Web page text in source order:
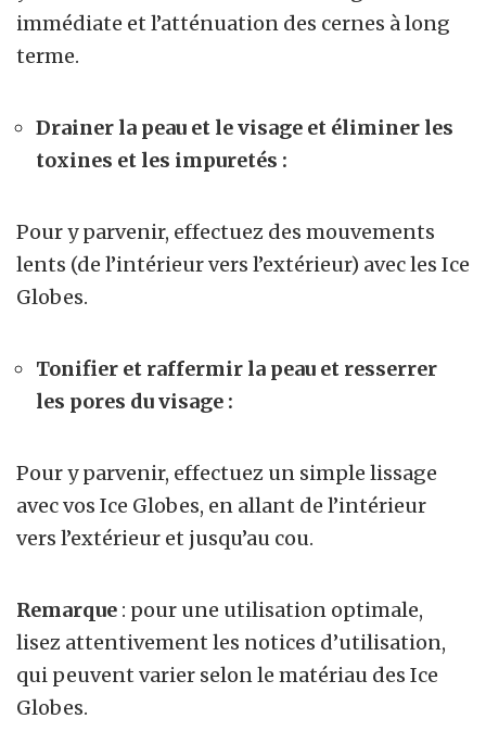
immédiate et l’atténuation des cernes à long
terme.
Drainer la peau et le visage et éliminer les
toxines et les impuretés :
Pour y parvenir, effectuez des mouvements
lents (de l’intérieur vers l’extérieur) avec les Ice
Globes.
Tonifier et raffermir la peau et resserrer
les pores du visage :
Pour y parvenir, effectuez un simple lissage
avec vos Ice Globes, en allant de l’intérieur
vers l’extérieur et jusqu’au cou.
Remarque : pour une utilisation optimale,
lisez attentivement les notices d’utilisation,
qui peuvent varier selon le matériau des Ice
Globes.